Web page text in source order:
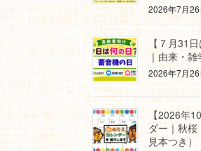
2026年7月26
【７月31
｜由来・雑
2026年7月26
【2026年
ダー｜秋
見本つき）